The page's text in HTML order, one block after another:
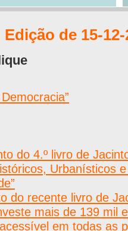
de 15-12-
do 4.º livro de
Urbanísticos
do recente livro de
mais de 139 mil
em todas as